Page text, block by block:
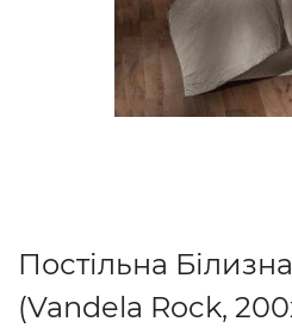
Постільна
(Vandela Rock,